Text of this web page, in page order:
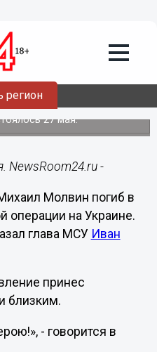
регион
района
27 мая.
NewsRoom24.ru -
Молвин погиб в
операции на Украине.
глава МСУ Иван
принес
близким.
- говорится в